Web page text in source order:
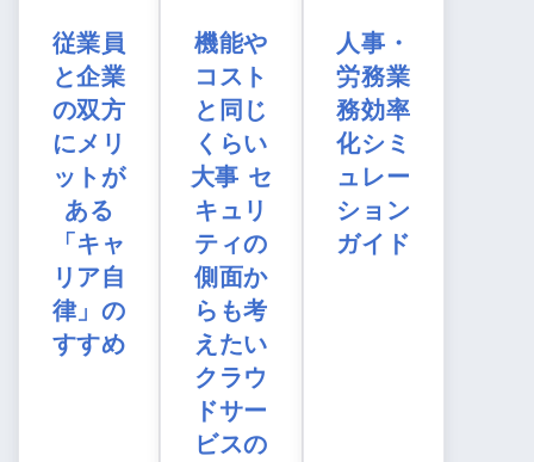
従業員
と企業
の双方
にメリ
ットが
ある
「キャ
リア自
律」の
すすめ
機能や
コスト
と同じ
くらい
大事 セ
キュリ
ティの
側面か
らも考
えたい
クラウ
ドサー
ビスの
人事・
労務業
務効率
化シミ
ュレー
ション
ガイド